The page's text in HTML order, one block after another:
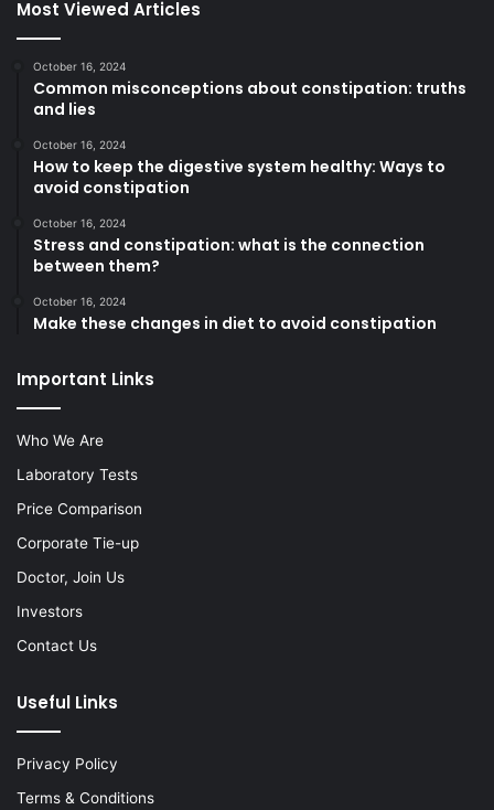
Most Viewed Articles
October 16, 2024
Common misconceptions about constipation: truths
and lies
October 16, 2024
How to keep the digestive system healthy: Ways to
avoid constipation
October 16, 2024
Stress and constipation: what is the connection
between them?
October 16, 2024
Make these changes in diet to avoid constipation
Important Links
Who We Are
Laboratory Tests
Price Comparison
Corporate Tie-up
Doctor, Join Us
Investors
Contact Us
Useful Links
Privacy Policy
Terms & Conditions